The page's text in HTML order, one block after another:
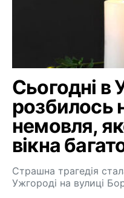
Сьогодні в
розбилось
немовля,
вікна
Страшна трагедія
Ужгороді на вулиці